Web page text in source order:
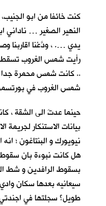
كنت خائفا من ابو
النهير الصغير …
يدي …. ، ودَّعْنا اقاربنا
رأيت شمس الغروب تسقط
.. كانت شمس محمرة جدا
شمس الغروب في
حينما عدتَ الى الشقة ،
بيانات الاستنكار لجريمة
هل كانت نبوءة بان سقوط
بسقوط الرافدين و شط
سيعانيه بعدها سكان
طويل؟ سجلتها في